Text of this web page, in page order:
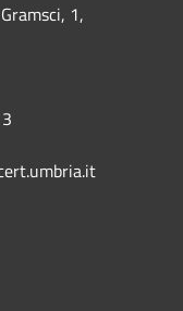
1,